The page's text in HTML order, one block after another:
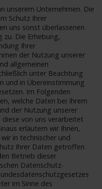
unserem Unternehmen. Die
Schutz Ihrer
uns sonst überlassenen
Die Erhebung,
Ihrer
der Nutzung unserer
allgemeinen
unter Beachtung
und in Übereinstimmung
Im Folgenden
welche Daten bei Ihrem
der Nutzung unserer
von uns verarbeitet
erläutern wir Ihnen,
in technischer und
Ihrer Daten getroffen
Betrieb dieser
Datenschutz-
im Sinne des